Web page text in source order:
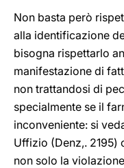
Non basta però
alla identificazione
bisogna rispettarlo
manifestazione di
non trattandosi di
specialmente se il
inconveniente: si
Uffizio (Denz,. 2195)
non solo la